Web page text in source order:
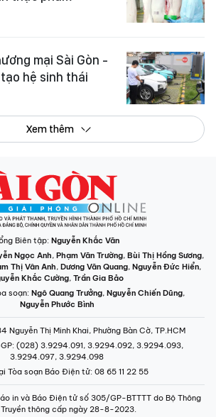
mại Sài Gòn -
tạo hệ sinh thái
Xem thêm
Biên tập: Nguyễn Khắc Văn
Ngọc Anh, Phạm Văn Trường, Bùi Thị Hồng Sương,
Thị Vân Anh, Dương Văn Quang, Nguyễn Đức Hiển,
Khắc Cường, Trần Gia Bảo
soạn: Ngô Quang Trưởng, Nguyễn Chiến Dũng,
Nguyễn Phước Bình
Nguyễn Thị Minh Khai, Phường Bàn Cờ, TP.HCM
: (028) 3.9294.091, 3.9294.092, 3.9294.093,
3.9294.097, 3.9294.098
Tòa soạn Báo Điện tử: 08 65 11 22 55
in và Báo Điện tử số 305/GP-BTTTT do Bộ Thông
thông cấp ngày 28-8-2023.